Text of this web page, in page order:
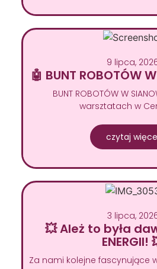
9 lipca,
🤖 BUNT ROBOTÓW
BUNT ROBOTÓW W
warsztatach w
czytaj
3 lipca,
💥 Ależ to była
ENERGII!
Za nami kolejne fascynujące